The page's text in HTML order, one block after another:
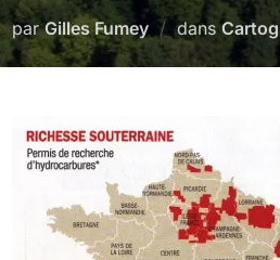
parGilles Fumey dans